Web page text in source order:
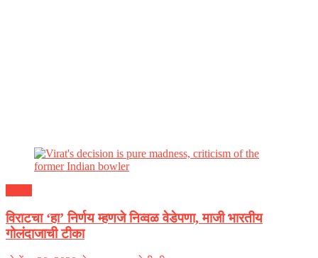
विराटचा ‘हा’ निर्णय म्हणजे निव्वळ वेडेपणा, माजी भारतीय
गोलंदाजाची टीका